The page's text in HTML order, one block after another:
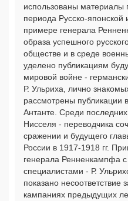
использованы материалы
периода Русско-
примере генерала
образа успешного
обществе и в среде
уделено публикациям
мировой войне -
Р. Ульриха, лично
рассмотрены публикации
Антанте. Среди
Нисселя - переводчика
сражении и будущего
России в 1917-1918 гг.
генерала Ренненкампфа
специалистами - Р.
показано
кампаниях предыдущих